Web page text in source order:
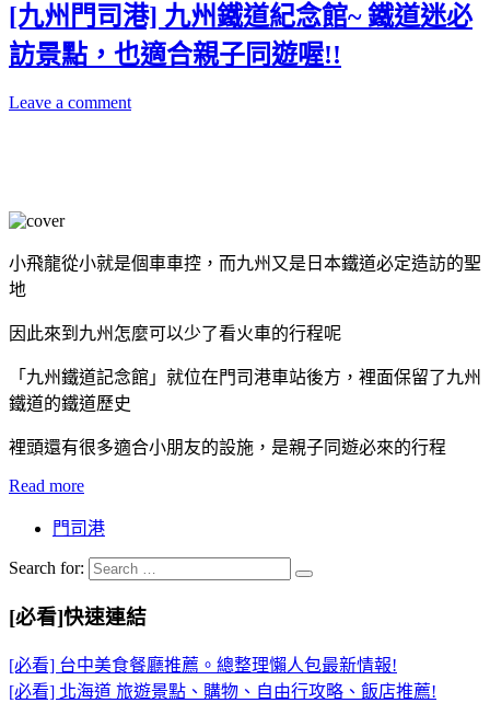
[九州門司港] 九州鐵道紀念館~ 鐵道迷必
訪景點，也適合親子同遊喔!!
Leave a comment
小飛龍從小就是個車車控，而九州又是日本鐵道必定造訪的聖
地
因此來到九州怎麼可以少了看火車的行程呢
「九州鐵道記念館」就位在門司港車站後方，裡面保留了九州
鐵道的鐵道歷史
裡頭還有很多適合小朋友的設施，是親子同遊必來的行程
Read more
門司港
Search for:
[必看]快速連結
[必看] 台中美食餐廳推薦。總整理懶人包最新情報!
[必看] 北海道 旅遊景點、購物、自由行攻略、飯店推薦!